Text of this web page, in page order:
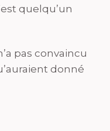
quelqu’un
pas convaincu
donné